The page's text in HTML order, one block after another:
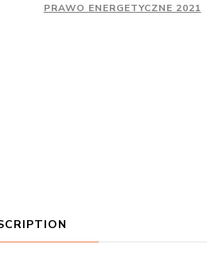
PRAWO ENERGETYCZNE 2021